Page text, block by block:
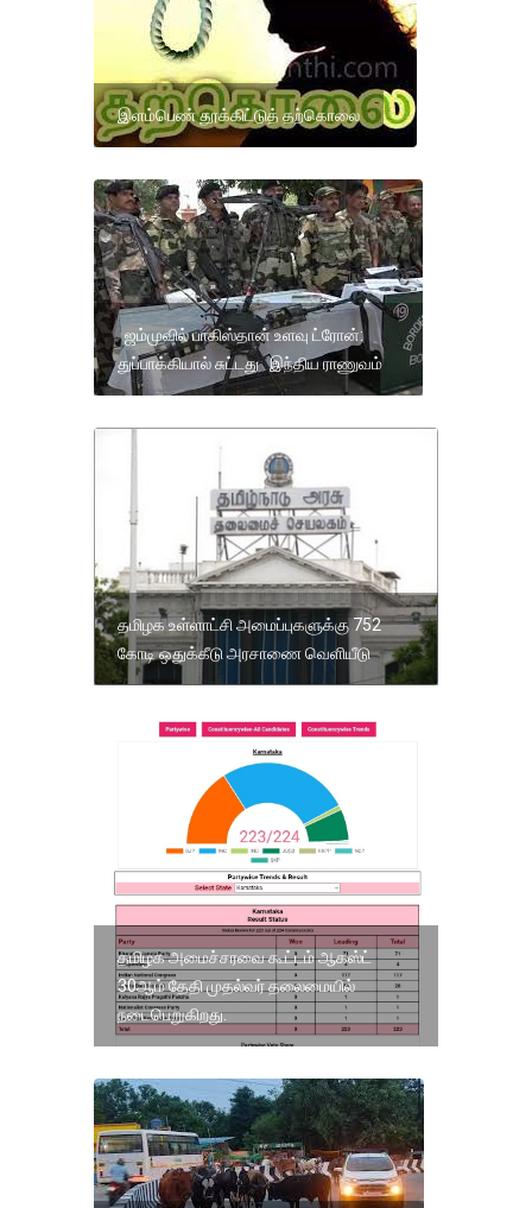
இளம்பெண் தூக்கிட்டுத் தற்கொலை
ஜம்முவில் பாகிஸ்தான் உளவு ட்ரோன்:
துப்பாக்கியால் சுட்டது இந்திய ராணுவம்
தமிழக உள்ளாட்சி அமைப்புகளுக்கு 752
கோடி ஒதுக்கீடு அரசாணை வெளியீடு
தமிழக அமைச்சரவை கூட்டம் ஆகஸ்ட்
30ஆம் தேதி முதல்வர் தலைமையில்
நடைபெறுகிறது.